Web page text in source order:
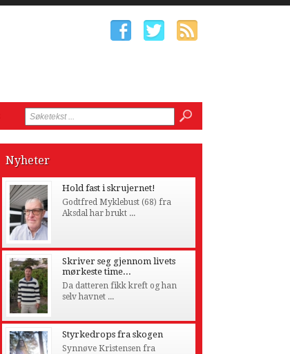
Nyheter
Hold fast i skrujernet!
Godtfred Myklebust (68) fra
Aksdal har brukt ...
Skriver seg gjennom livets
mørkeste time...
Da datteren fikk kreft og han
selv havnet ...
Styrkedrops fra skogen
Synnøve Kristensen fra